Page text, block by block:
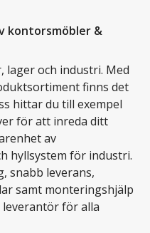
kontorsmöbler &
lager och industri. Med
finns det
hittar du till exempel
för att inreda ditt
av
hyllsystem för industri.
snabb leverans,
samt monteringshjälp
leverantör för alla